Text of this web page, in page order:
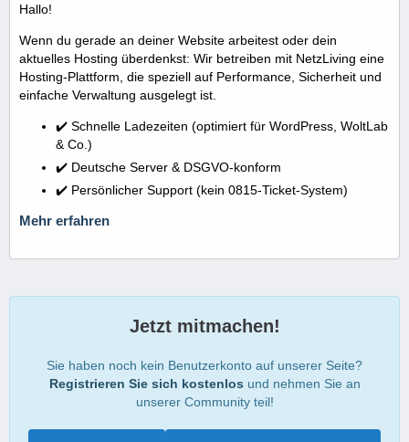
Hallo!
Wenn du gerade an deiner Website arbeitest oder dein
aktuelles Hosting überdenkst: Wir betreiben mit NetzLiving eine
Hosting-Plattform, die speziell auf Performance, Sicherheit und
einfache Verwaltung ausgelegt ist.
✔️ Schnelle Ladezeiten (optimiert für WordPress, WoltLab
& Co.)
✔️ Deutsche Server & DSGVO-konform
✔️ Persönlicher Support (kein 0815-Ticket-System)
Mehr erfahren
Jetzt mitmachen!
Sie haben noch kein Benutzerkonto auf unserer Seite?
Registrieren Sie sich kostenlos und nehmen Sie an
unserer Community teil!